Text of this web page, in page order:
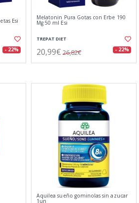
Esi
- 22%
Melatonin Pura Gotas con Erbe 190
Mg 50 ml Esi
TREPAT DIET
20,99€ 26,82€ - 22%
Aquilea sueño gominolas sin azucar
1un